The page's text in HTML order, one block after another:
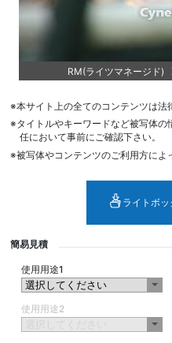
RM(ライツマネージド)
本サイト上の全てのコンテンツは
タイトルやキーワードなど被写体
任において事前にご確認下さい。
被写体やコンテンツのご利用方に
ライトボ
簡易見積
使用用途1
使用用途2